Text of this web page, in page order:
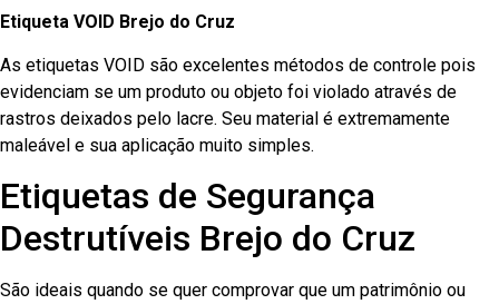
Etiqueta VOID Brejo do Cruz
As etiquetas VOID são excelentes métodos de controle pois
evidenciam se um produto ou objeto foi violado através de
rastros deixados pelo lacre. Seu material é extremamente
maleável e sua aplicação muito simples.
Etiquetas de Segurança
Destrutíveis Brejo do Cruz
São ideais quando se quer comprovar que um patrimônio ou